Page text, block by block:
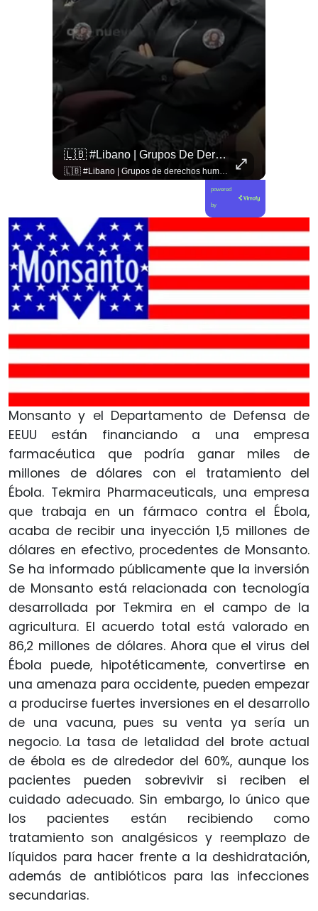
🇱🇧 #Libano | Grupos De Derechos Humanos Presentan Pruebas Sobre El Asesinato De La Periodista Libanesa Amal Khalil, Asesinada Por Israel.
🇱🇧 #Libano | Grupos de derechos humanos presentan pruebas sobre el asesinato de la periodista libanesa Amal Khalil, asesinada por Israel.
powered
by
Monsanto y el Departamento de Defensa de
EEUU están financiando a una empresa
farmacéutica que podría ganar miles de
millones de dólares con el tratamiento del
Ébola. Tekmira Pharmaceuticals, una empresa
que trabaja en un fármaco contra el Ébola,
acaba de recibir una inyección 1,5 millones de
dólares en efectivo, procedentes de Monsanto.
Se ha informado públicamente que la inversión
de Monsanto está relacionada con tecnología
desarrollada por Tekmira en el campo de la
agricultura. El acuerdo total está valorado en
86,2 millones de dólares. Ahora que el virus del
Ébola puede, hipotéticamente, convertirse en
una amenaza para occidente, pueden empezar
a producirse fuertes inversiones en el desarrollo
de una vacuna, pues su venta ya sería un
negocio. La tasa de letalidad del brote actual
de ébola es de alrededor del 60%, aunque los
pacientes pueden sobrevivir si reciben el
cuidado adecuado. Sin embargo, lo único que
los pacientes están recibiendo como
tratamiento son analgésicos y reemplazo de
líquidos para hacer frente a la deshidratación,
además de antibióticos para las infecciones
secundarias.